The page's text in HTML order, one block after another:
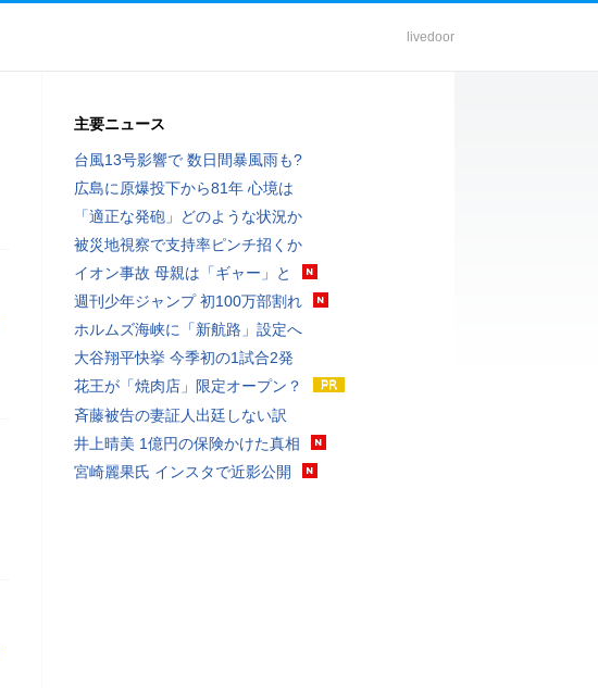
livedoor
主要ニュース
台風13号影響で 数日間暴風雨も?
広島に原爆投下から81年 心境は
「適正な発砲」どのような状況か
被災地視察で支持率ピンチ招くか
イオン事故 母親は「ギャー」と
週刊少年ジャンプ 初100万部割れ
ホルムズ海峡に「新航路」設定へ
大谷翔平快挙 今季初の1試合2発
花王が「焼肉店」限定オープン？
斉藤被告の妻証人出廷しない訳
井上晴美 1億円の保険かけた真相
宮崎麗果氏 インスタで近影公開